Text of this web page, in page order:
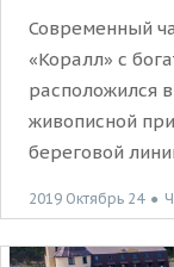
Современный
«Коралл» с
расположился
живописной
береговой
2019 Октябрь 24 ●